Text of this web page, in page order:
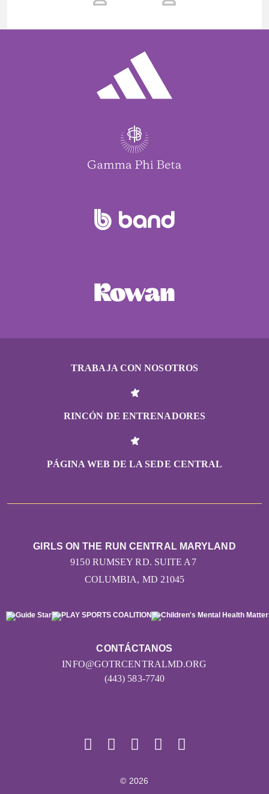
TRABAJA CON NOSOTROS
RINCÓN DE ENTRENADORES
PÁGINA WEB DE LA SEDE CENTRAL
CONTÁCTANOS
INFO@GOTRCENTRALMD.ORG
(443) 583-7740
GIRLS ON THE RUN CENTRAL MARYLAND
9150 RUMSEY RD. SUITE A7
COLUMBIA, MD 21045
© 2026